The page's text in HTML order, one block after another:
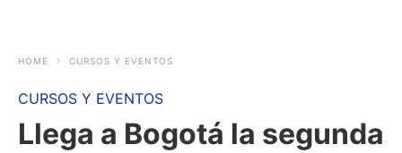
HOME CURSOS Y EVENTOS
CURSOS Y EVENTOS
Llega a Bogotá la segunda